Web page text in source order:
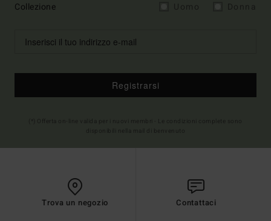
Collezione
Registrarsi
Trova un negozio Contattaci